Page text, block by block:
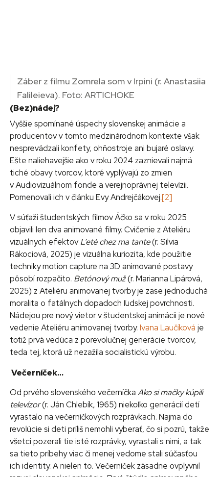
Záber z filmu Zomrela som v Irpini (r. Anastasiia
Falileieva). Foto: ARTICHOKE
(Bez)nádej?
Vyššie spomínané úspechy slovenskej animácie a
producentov v tomto medzinárodnom kontexte však
nesprevádzali konfety, ohňostroje ani bujaré oslavy.
Ešte naliehavejšie ako v roku 2024 zaznievali najmä
tiché obavy tvorcov, ktoré vyplývajú zo zmien
v Audiovizuálnom fonde a verejnoprávnej televízii.
Pomenovali ich v článku Evy Andrejčákovej.[2]
V súťaži študentských filmov Áčko sa v roku 2025
objavili len dva animované filmy. Cvičenie z Ateliéru
vizuálnych efektovL’eté chez ma tante(r. Silvia
Rákociová, 2025) je vizuálna kuriozita, kde použitie
techniky motion capture na 3D animované postavy
pôsobí rozpačito. Betónový muž(r. Marianna Lipárová,
2025) z Ateliéru animovanej tvorby je zase jednoduchá
moralita o fatálnych dopadoch ľudskej povrchnosti.
Nádejou pre nový vietor v študentskej animácii je nové
vedenie Ateliéru animovanej tvorby. Ivana Laučíková je
totiž prvá vedúca z porevolučnej generácie tvorcov,
teda tej, ktorá už nezažila socialistickú výrobu.
Večerníček…
Od prvého slovenského večerníčka Ako si mačky kúpili
televízor(r. Ján Chlebík, 1965) niekoľko generácií detí
vyrastalo na večerníčkových rozprávkach. Najmä do
revolúcie si deti príliš nemohli vyberať, čo si pozrú, takže
všetci pozerali tie isté rozprávky, vyrastali s nimi, a tak
sa tieto príbehy viac či menej vedome stali súčasťou
ich identity. A nielen to. Večerníček zásadne ovplyvnil